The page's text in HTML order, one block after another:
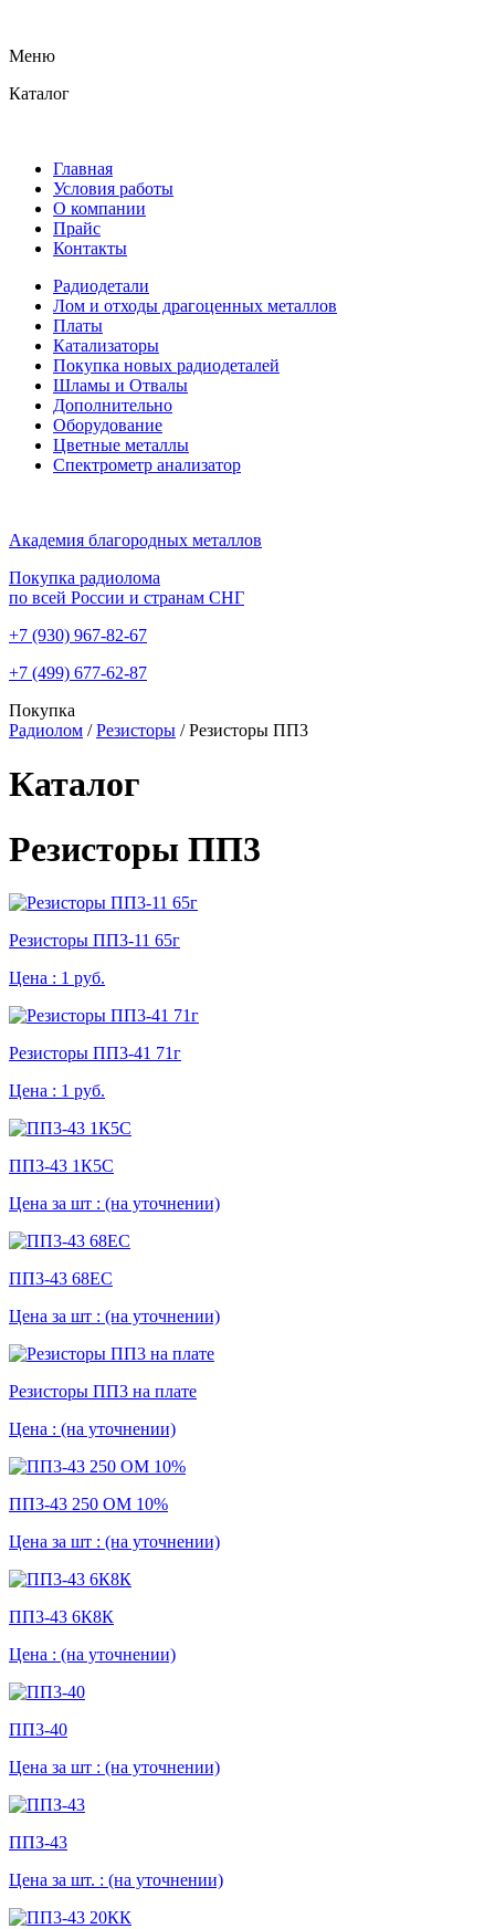
Меню
Каталог
Главная
Условия работы
О компании
Прайс
Контакты
Радиодетали
Лом и отходы драгоценных металлов
Платы
Катализаторы
Покупка новых радиодеталей
Шламы и Отвалы
Дополнительно
Оборудование
Цветные металлы
Спектрометр анализатор
Академия благородных металлов
Покупка радиолома
по всей России и странам СНГ
+7 (930) 967-82-67
+7 (499) 677-62-87
Покупка
Радиолом / Резисторы / Резисторы ПП3
Каталог
Резисторы ПП3
Резисторы ПП3-11 65г
Цена : 1 руб.
Резисторы ПП3-41 71г
Цена : 1 руб.
ПП3-43 1К5С
Цена за шт : (на уточнении)
ПП3-43 68ЕС
Цена за шт : (на уточнении)
Резисторы ПП3 на плате
Цена : (на уточнении)
ПП3-43 250 ОМ 10%
Цена за шт : (на уточнении)
ПП3-43 6К8К
Цена : (на уточнении)
ПП3-40
Цена за шт : (на уточнении)
ППЗ-43
Цена за шт. : (на уточнении)